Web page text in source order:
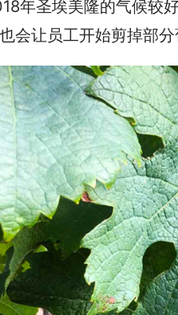
年圣埃美隆的气候较
会让员工开始剪掉部